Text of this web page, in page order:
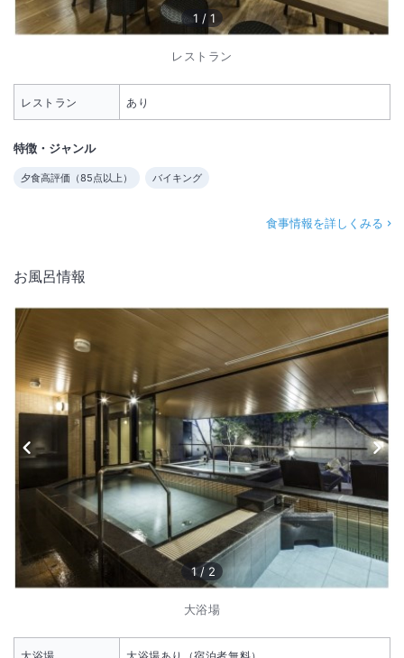
1 / 1
レストラン
レストラン あり
特徴・ジャンル
夕食高評価（85点以上） バイキング
食事情報を詳しくみる
お風呂情報
1 / 2
大浴場